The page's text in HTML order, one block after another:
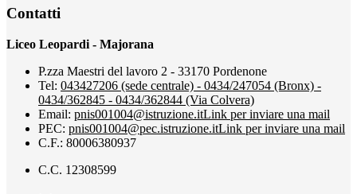
Contatti
Liceo Leopardi - Majorana
P.zza Maestri del lavoro 2 - 33170 Pordenone
Tel: 043427206 (sede centrale) - 0434/247054 (Bronx) -
0434/362845 - 0434/362844 (Via Colvera)
Email: pnis001004@istruzione.itLink per inviare una mail
PEC: pnis001004@pec.istruzione.itLink per inviare una mail
C.F.: 80006380937
C.C. 12308599